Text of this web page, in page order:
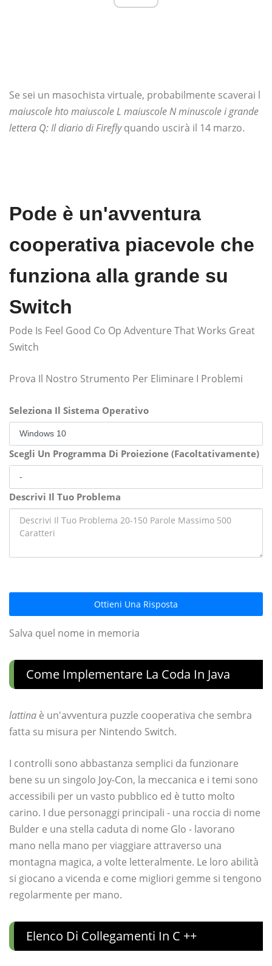
Se sei un masochista virtuale, probabilmente scaverai l
maiuscole hto maiuscole L maiuscole N minuscole i grande
lettera Q: Il diario di Fireflyquando uscirà il 14 marzo.
Pode è un'avventura
cooperativa piacevole che
funziona alla grande su
Switch
Pode Is Feel Good Co Op Adventure That Works Great
Switch
Prova Il Nostro Strumento Per Eliminare I Problemi
Seleziona Il Sistema Operativo
Scegli Un Programma Di Proiezione (Facoltativamente)
Descrivi Il Tuo Problema
Ottieni Una Risposta
Salva quel nome in memoria
Come Implementare La Coda In Java
lattina è un'avventura puzzle cooperativa che sembra
fatta su misura per Nintendo Switch.
I controlli sono abbastanza semplici da funzionare
bene su un singolo Joy-Con, la meccanica e i temi sono
accessibili per un vasto pubblico ed è tutto molto
carino. I due personaggi principali - una roccia di nome
Bulder e una stella caduta di nome Glo - lavorano
mano nella mano per viaggiare attraverso una
montagna magica, a volte letteralmente. Le loro abilità
si giocano a vicenda e come migliori gemme si tengono
regolarmente per mano.
Elenco Di Collegamenti In C ++